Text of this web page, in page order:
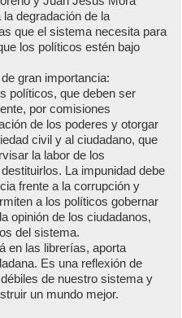
degradación de la
que el sistema necesita para
los políticos estén bajo
gran importancia:
políticos, que deben ser
por comisiones
de los poderes y otorgar
civil y al ciudadano, que
la labor de los
La impunidad debe
frente a la corrupción y
a los políticos gobernar
opinión de los ciudadanos,
del sistema.
en las librerías, aporta
Es una reflexión de
de nuestro sistema y
un mundo mejor.